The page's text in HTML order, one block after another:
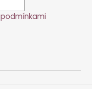
podmínkami